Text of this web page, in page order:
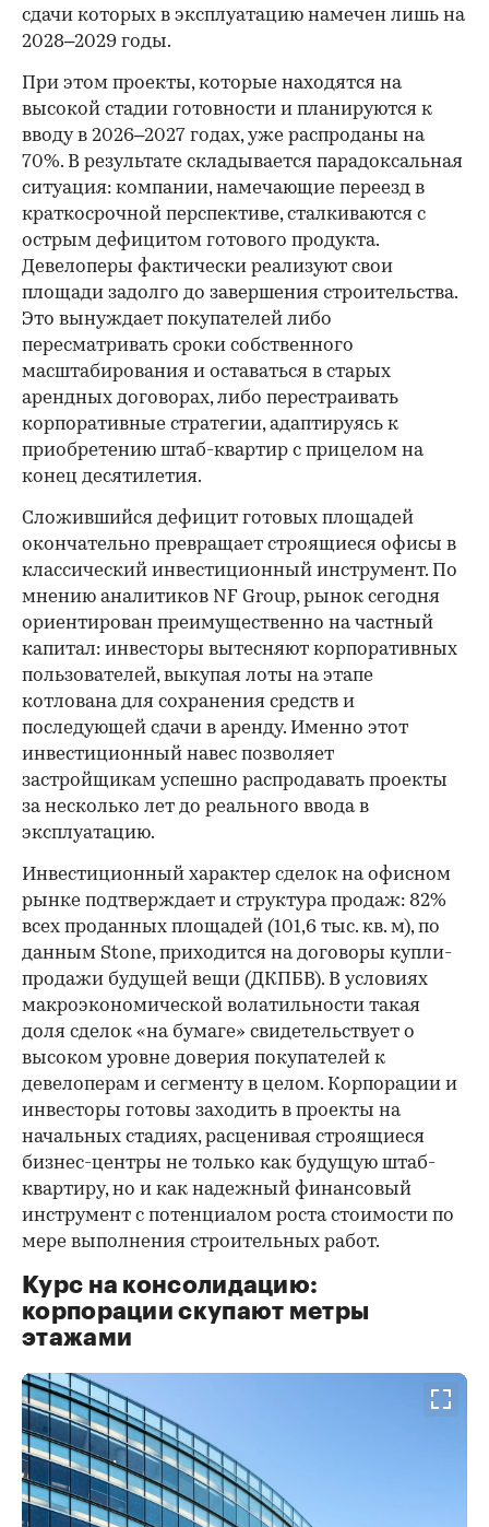
сдачи которых в эксплуатацию намечен лишь на
2028–2029 годы.
При этом проекты, которые находятся на
высокой стадии готовности и планируются к
вводу в 2026–2027 годах, уже распроданы на
70%. В результате складывается парадоксальная
ситуация: компании, намечающие переезд в
краткосрочной перспективе, сталкиваются с
острым дефицитом готового продукта.
Девелоперы фактически реализуют свои
площади задолго до завершения строительства.
Это вынуждает покупателей либо
пересматривать сроки собственного
масштабирования и оставаться в старых
арендных договорах, либо перестраивать
корпоративные стратегии, адаптируясь к
приобретению штаб-квартир с прицелом на
конец десятилетия.
Сложившийся дефицит готовых площадей
окончательно превращает строящиеся офисы в
классический инвестиционный инструмент. По
мнению аналитиков NF Group, рынок сегодня
ориентирован преимущественно на частный
капитал: инвесторы вытесняют корпоративных
пользователей, выкупая лоты на этапе
котлована для сохранения средств и
последующей сдачи в аренду. Именно этот
инвестиционный навес позволяет
застройщикам успешно распродавать проекты
за несколько лет до реального ввода в
эксплуатацию.
Инвестиционный характер сделок на офисном
рынке подтверждает и структура продаж: 82%
всех проданных площадей (101,6 тыс. кв. м), по
данным Stone, приходится на договоры купли-
продажи будущей вещи (ДКПБВ). В условиях
макроэкономической волатильности такая
доля сделок «на бумаге» свидетельствует о
высоком уровне доверия покупателей к
девелоперам и сегменту в целом. Корпорации и
инвесторы готовы заходить в проекты на
начальных стадиях, расценивая строящиеся
бизнес-центры не только как будущую штаб-
квартиру, но и как надежный финансовый
инструмент с потенциалом роста стоимости по
мере выполнения строительных работ.
Курс на консолидацию:
корпорации скупают метры
этажами